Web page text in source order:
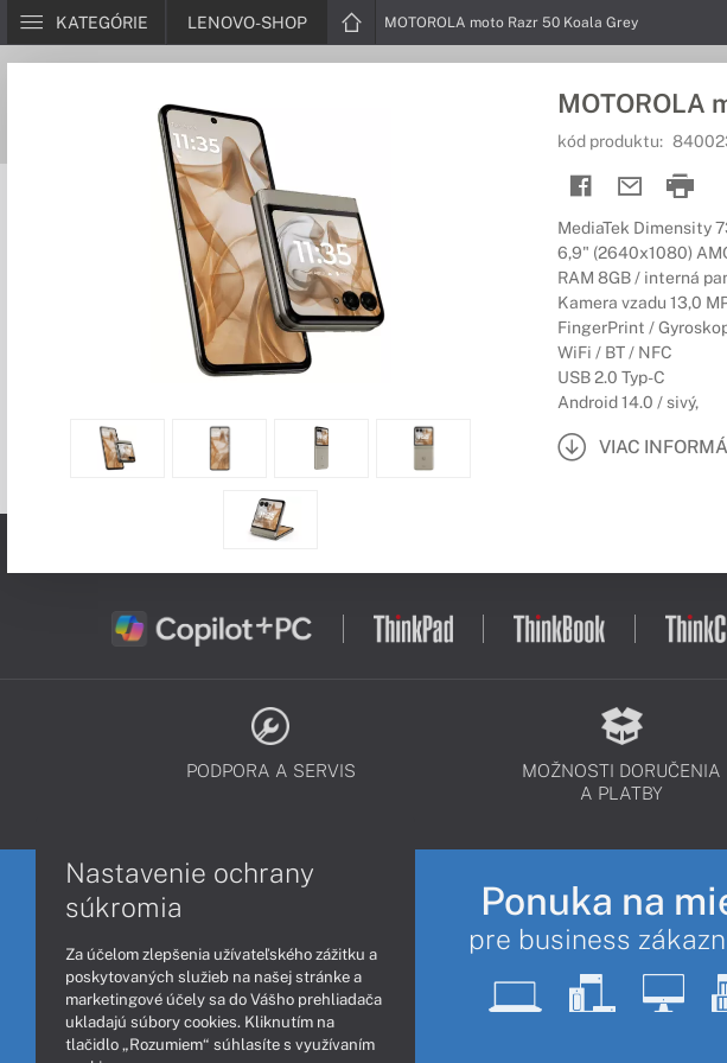
KATEGÓRIE LENOVO-SHOP MOTOROLA moto Razr 50 Koala Grey
MOTOROLA
kód produktu:
MediaTek Dimensity
6,9" (2640x1080)
RAM 8GB / interná
Kamera vzadu 13,0
FingerPrint /
WiFi / BT / NFC
USB 2.0 Typ-C
Android 14.0 / sivý,
VIAC
PODPORA A SERVIS
MOŽNOSTI DORUČENIA
A PLATBY
Ponuka na
pre business
Nastavenie ochrany
súkromia
Za účelom zlepšenia užívateľského zážitku a
poskytovaných služieb na našej stránke a
marketingové účely sa do Vášho prehliadača
ukladajú súbory cookies. Kliknutím na
tlačidlo „Rozumiem“ súhlasíte s využívaním